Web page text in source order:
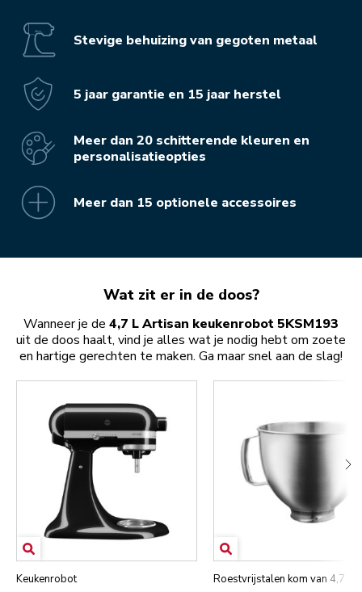
Stevige behuizing van gegoten metaal
5 jaar garantie en 15 jaar herstel
Meer dan 20 schitterende kleuren en
personalisatieopties
Meer dan 15 optionele accessoires
Wat zit er in de doos?
Wanneer je de 4,7 L Artisan keukenrobot 5KSM193
uit de doos haalt, vind je alles wat je nodig hebt om zoete
en hartige gerechten te maken. Ga maar snel aan de slag!
Keukenrobot Roestvrijstalen kom van 4,7